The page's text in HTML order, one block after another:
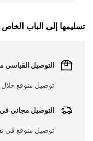
تسليمها إلى الباب
التوصيل القياسي
توصيل متوقع خلال 1 - 3 أيام عم على 25 د.ك
التوصيل مجاني
توصيل متوقع في نفس